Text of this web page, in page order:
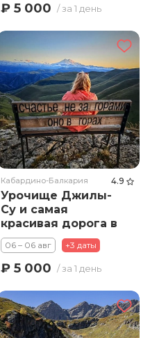
₽ 5 000 / за 1 день
Кабардино-Балкария 4.9
Урочище Джилы-
Су и самая
красивая дорога в
России
06 – 06 авг +3 даты
₽ 5 000 / за 1 день